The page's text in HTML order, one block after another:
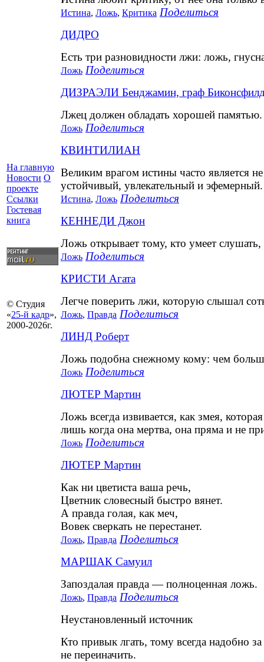
На главную
Новости О
проекте
Ссылки
Гостевая
книга
© Студия
«25-й кадр»,
2000-2026г.
Истина, Ложь, Критика Поделиться
ДИДРО
Есть три разновидности лжи: ложь,
Ложь Поделиться
ДИЗРАЭЛИ Бенджамин, граф
Лжец должен обладать хорошей памятью.
Ложь Поделиться
КВИНТИЛИАН
Великим врагом истины часто является
устойчивый, увлекательный и эфемерный.
Истина, Ложь Поделиться
КЕННЕДИ Джон
Ложь открывает тому, кто умеет
Ложь Поделиться
КРИСТИ Агата
Легче поверить лжи, которую слышал
Ложь, Правда Поделиться
ЛИНД Роберт
Ложь подобна снежному кому: чем
Ложь Поделиться
ЛЮТЕР Мартин
Ложь всегда извивается, как змея,
лишь когда она мертва, она пряма и не
Ложь Поделиться
ЛЮТЕР Мартин
Как ни цветиста ваша речь,
Цветник словесный быстро вянет.
А правда голая, как меч,
Вовек сверкать не перестанет.
Ложь, Правда Поделиться
МАРШАК Самуил
Запоздалая правда — полноценная ложь.
Ложь, Правда Поделиться
Неустановленный источник
Кто привык лгать, тому всегда надобно
не переиначить.